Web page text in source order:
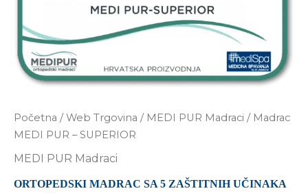
Početna /Web Trgovina / MEDI PUR Madraci / Madrac
MEDI PUR – SUPERIOR
MEDI PUR Madraci
ORTOPEDSKI MADRAC SA 5 ZAŠTITNIH UČINAKA